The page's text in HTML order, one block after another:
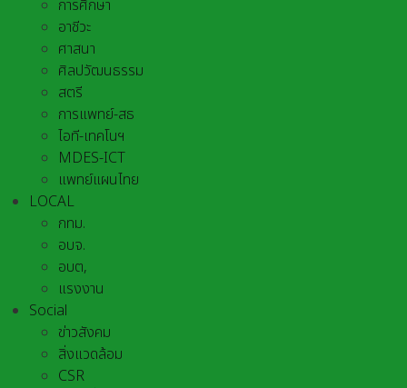
การศึกษา
อาชีวะ
ศาสนา
ศิลปวัฒนธรรม
สตรี
การแพทย์-สธ
ไอที-เทคโนฯ
MDES-ICT
แพทย์แผนไทย
LOCAL
กทม.
อบจ.
อบต,
แรงงาน
Social
ข่าวสังคม
สิ่งแวดล้อม
CSR